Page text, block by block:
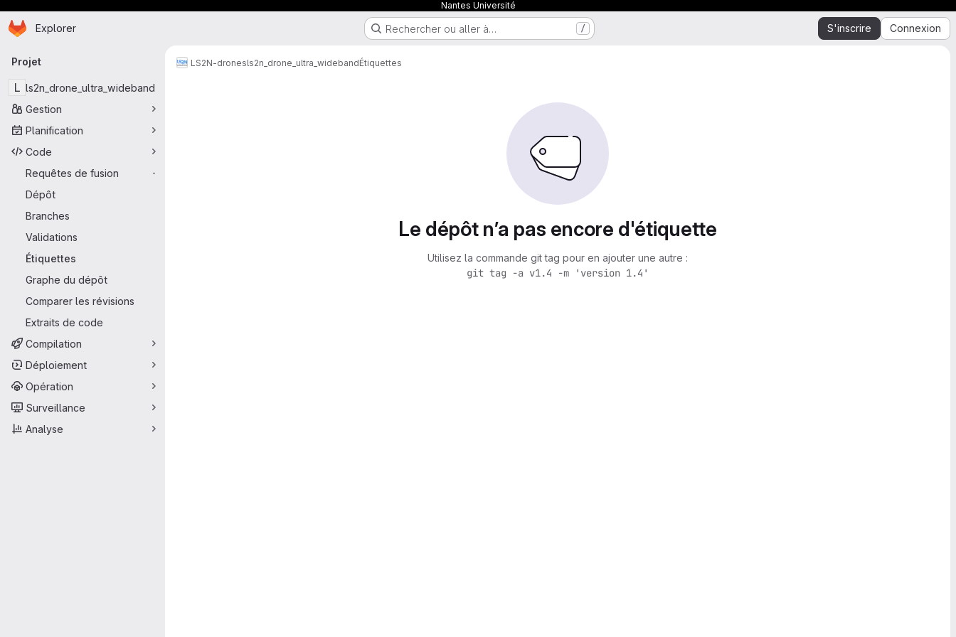
Nantes Université
Passer au contenu principal
Page d'accueil
Explorer Rechercher ou aller à… / S'inscrire Connexion
Navigation principale
Projet
L ls2n_drone_ultra_wideband
Gestion
Planification
Code
Requêtes de fusion
-
Dépôt
Branches
Validations
Étiquettes
Graphe du dépôt
Comparer les révisions
Extraits de code
Compilation
Déploiement
Opération
Surveillance
Analyse
LS2N-dronesls2n_drone_ultra_widebandÉtiquettes
Le dépôt n’a pas encore d'étiquette
Utilisez la commande git tag pour en ajouter une autre :
git tag -a v1.4 -m 'version 1.4'